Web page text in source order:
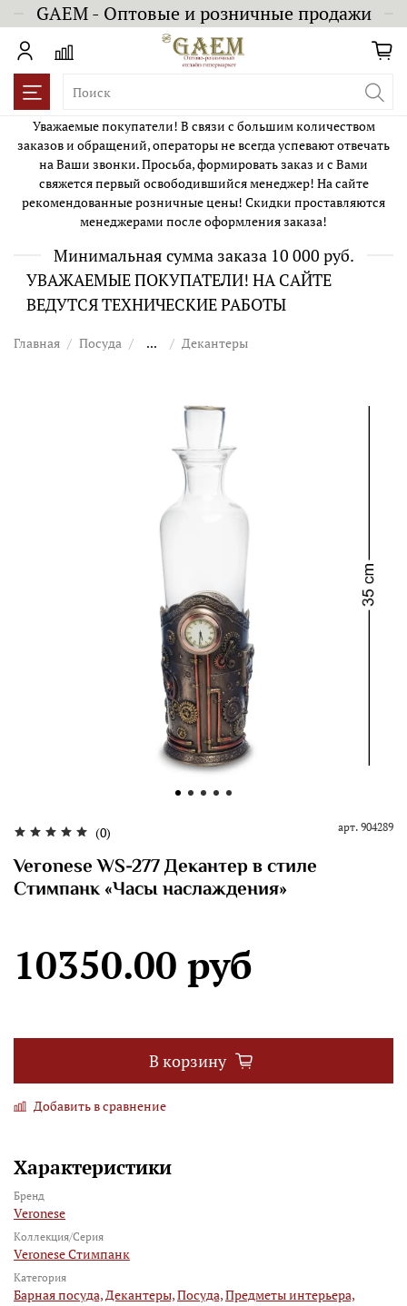
GAEM - Оптовые и розничные продажи
Уважаемые покупатели! В связи с большим количеством
заказов и обращений, операторы не всегда успевают отвечать
на Ваши звонки. Просьба, формировать заказ и с Вами
свяжется первый освободившийся менеджер! На сайте
рекомендованные розничные цены! Скидки проставляются
менеджерами после оформления заказа!
Минимальная сумма заказа 10 000 руб.
УВАЖАЕМЫЕ ПОКУПАТЕЛИ! НА САЙТЕ
ВЕДУТСЯ ТЕХНИЧЕСКИЕ РАБОТЫ
Главная Посуда ... Декантеры
(0) арт. 904289
Veronese WS-277 Декантер в стиле
Стимпанк «Часы наслаждения»
10350.00 руб
В корзину
Добавить в сравнение
Характеристики
Бренд
Veronese
Коллекция/Серия
Veronese Стимпанк
Категория
Барная посуда,Декантеры,Посуда,Предметы интерьера,